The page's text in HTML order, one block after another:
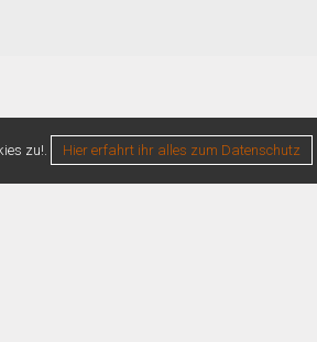
zu!. Hier erfahrt ihr alles zum Datenschutz